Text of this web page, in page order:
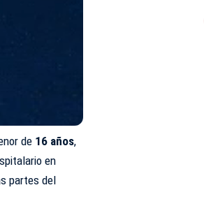
de 16 años,
en
partes del